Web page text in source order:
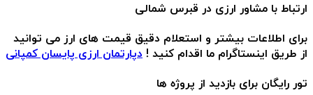
ارتباط با مشاور ارزی در قبرس شمالی
برای اطلاعات بیشتر و استعلام دقیق قیمت های ارز می توانید
از طریق اینستاگرام ما اقدام کنید ! دپارتمان ارزی پایسان کمپانی
تور رایگان برای بازدید از پروژه‌ ها